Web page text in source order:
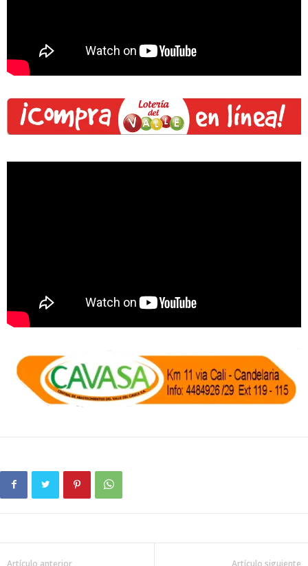
Artículo anterior Artículo siguiente